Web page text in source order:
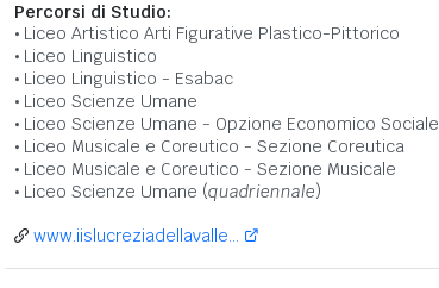
Percorsi di Studio:
Liceo Artistico Arti Figurative Plastico-Pittorico
Liceo Linguistico
Liceo Linguistico - Esabac
Liceo Scienze Umane
Liceo Scienze Umane - Opzione Economico Sociale
Liceo Musicale e Coreutico - Sezione Coreutica
Liceo Musicale e Coreutico - Sezione Musicale
Liceo Scienze Umane (quadriennale)
www.iislucreziadellavalle...